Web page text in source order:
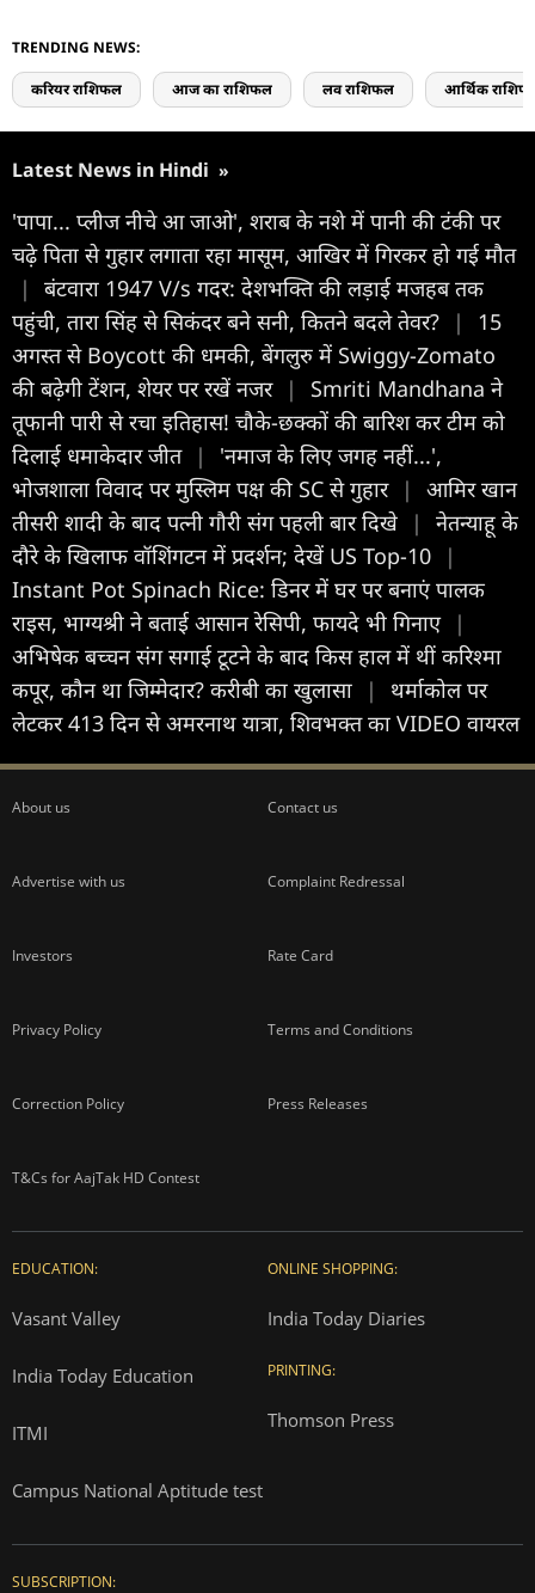
TRENDING NEWS:
करियर राशिफल आज का राशिफल लव राशिफल आर्थिक
Latest News in Hindi »
'पापा... प्लीज नीचे आ जाओ', शराब के नशे में पानी की टंकी पर
चढ़े पिता से गुहार लगाता रहा मासूम, आखिर में गिरकर हो गई मौत
|
बंटवारा 1947 V/s गदर: देशभक्ति की लड़ाई मजहब तक
पहुंची, तारा सिंह से सिकंदर बने सनी, कितने बदले तेवर?
|
15
अगस्त से Boycott की धमकी, बेंगलुरु में Swiggy-Zomato
की बढ़ेगी टेंशन, शेयर पर रखें नजर |
Smriti Mandhana ने
तूफानी पारी से रचा इतिहास! चौके-छक्कों की बारिश कर टीम को
दिलाई धमाकेदार जीत |
'नमाज के लिए जगह नहीं...',
भोजशाला विवाद पर मुस्लिम पक्ष की SC से गुहार |
आमिर खान
तीसरी शादी के बाद पत्नी गौरी संग पहली बार दिखे
|
नेतन्याहू के
दौरे के ख‍िलाफ वॉश‍िंगटन में प्रदर्शन; देखें US Top-10
|
Instant Pot Spinach Rice: डिनर में घर पर बनाएं पालक
राइस, भाग्यश्री ने बताई आसान रेसिपी, फायदे भी गिनाए |
अभिषेक बच्चन संग सगाई टूटने के बाद किस हाल में थीं करिश्मा
कपूर, कौन था जिम्मेदार? करीबी का खुलासा
|
थर्माकोल पर
लेटकर 413 दिन से अमरनाथ यात्रा, शिवभक्त का VIDEO वायरल
About us Contact us
Advertise with us Complaint Redressal
Investors Rate Card
Privacy Policy Terms and Conditions
Correction Policy Press Releases
T&Cs for AajTak HD Contest
EDUCATION:
Vasant Valley
India Today Education
ITMI
Campus National Aptitude test
ONLINE SHOPPING:
India Today Diaries
PRINTING:
Thomson Press
SUBSCRIPTION: